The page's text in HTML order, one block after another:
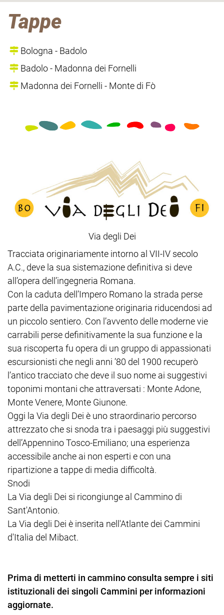
Tappe
Bologna - Badolo
Badolo - Madonna dei Fornelli
Madonna dei Fornelli - Monte di Fò
Via degli Dei
Tracciata originariamente intorno al VII-IV secolo
A.C., deve la sua sistemazione definitiva si deve
all’opera dell’ingegneria Romana.
Con la caduta dell’Impero Romano la strada perse
parte della pavimentazione originaria riducendosi ad
un piccolo sentiero. Con l’avvento delle moderne vie
carrabili perse definitivamente la sua funzione e la
sua riscoperta fu opera di un gruppo di appassionati
escursionisti che negli anni ’80 del 1900 recuperò
l’antico tracciato che deve il suo nome ai suggestivi
toponimi montani che attraversati : Monte Adone,
Monte Venere, Monte Giunone.
Oggi la Via degli Dei è uno straordinario percorso
attrezzato che si snoda tra i paesaggi più suggestivi
dell’Appennino Tosco-Emiliano; una esperienza
accessibile anche ai non esperti e con una
ripartizione a tappe di media difficoltà.
Snodi
La Via degli Dei si ricongiunge al Cammino di
Sant'Antonio.
La Via degli Dei è inserita nell'Atlante dei Cammini
d'Italia del Mibact.
Prima di metterti in cammino consulta sempre i siti
istituzionali dei singoli Cammini per informazioni
aggiornate.